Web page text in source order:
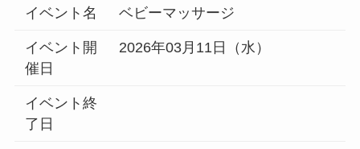
イベント名 ベビーマッサージ
イベント開
催日
2026年03月11日（水）
イベント終
了日